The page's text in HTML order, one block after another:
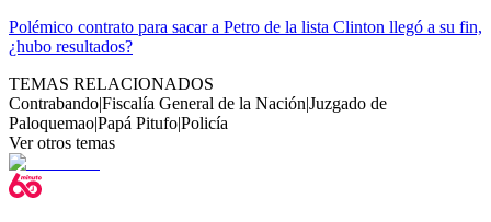
Polémico contrato para sacar a Petro de la lista Clinton llegó a su fin,
¿hubo resultados?
TEMAS RELACIONADOS
Contrabando|Fiscalía General de la Nación|Juzgado de
Paloquemao|Papá Pitufo|Policía
Ver otros temas